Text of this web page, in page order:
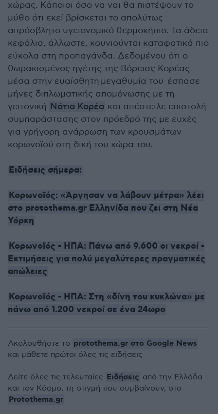
χώρας. Κάποιοι όσο να ναι θα πιστέψουν το
μύθο ότι εκεί βρίσκεται το απολύτως
απρόσβλητο υγειονομικό θερμοκήπιο. Τα άδεια
κεφάλια, άλλωστε, κουνιούνται καταφατικά πιο
εύκολα στη προπαγάνδα. Δεδομένου ότι ο
θωρακισμένος ηγέτης της Βόρειας Κορέας
μέσα στην ευαίσθητη μεγαθυμία του έσπασε
μήνες διπλωματικής απομόνωσης με τη
γειτονική Νότια Κορέα και απέστειλε επιστολή
συμπαράστασης στον πρόεδρό της με ευχές
για γρήγορη ανάρρωση των κρουσμάτων
κορωνοϊού στη δική του χώρα του.
Ειδήσεις σήμερα:
Κορωνοϊός: «Άργησαν να λάβουν μέτρα» λέει
στο protothema.gr Ελληνίδα που ζει στη Νέα
Υόρκη
Κορωνοϊός - ΗΠΑ: Πάνω από 9.600 οι νεκροί -
Εκτιμήσεις για πολύ μεγαλύτερες πραγματικές
απώλειες
Κορωνοϊός - ΗΠΑ: Στη «δίνη του κυκλώνα» με
πάνω από 1.200 νεκροί σε ένα 24ωρο
Ακολουθήστε το protothema.gr στο Google News
και μάθετε πρώτοι όλες τις ειδήσεις
Δείτε όλες τις τελευταίες Ειδήσεις από την Ελλάδα
και τον Κόσμο, τη στιγμή που συμβαίνουν, στο
Protothema.gr